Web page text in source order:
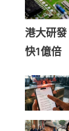
港大研
快1億倍